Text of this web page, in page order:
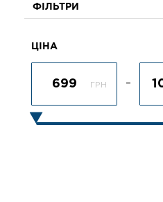
ФІЛЬТРИ
ЦІНА
ГРН –